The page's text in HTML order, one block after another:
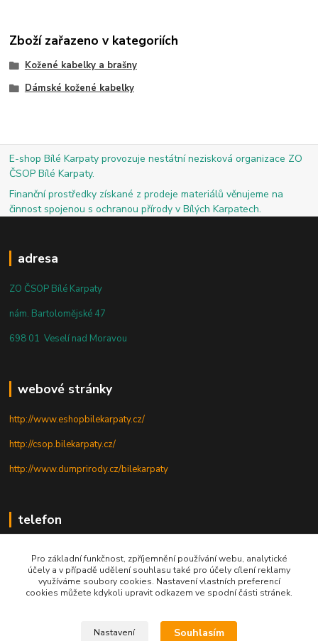
Zboží zařazeno v kategoriích
Kožené kabelky a brašny
Dámské kožené kabelky
E-shop Bílé Karpaty provozuje nestátní nezisková organizace ZO
ČSOP Bílé Karpaty.
Finanční prostředky získané z prodeje materiálů věnujeme na
činnost spojenou s ochranou přírody v Bílých Karpatech.
adresa
ZO ČSOP Bílé Karpaty
nám. Bartolomějské 47
698 01 Veselí nad Moravou
webové stránky
http://www.eshopbilekarpaty.cz/
http://csop.bilekarpaty.cz/
http://www.dumprirody.cz/bilekarpaty
telefon
+420 727 880 789
PO - PÁ: 9 - 17
Pro základní funkčnost, zpříjemnění používání webu, analytické
účely a v případě udělení souhlasu také pro účely cílení reklamy
využíváme soubory cookies. Nastavení vlastních preferencí
cookies můžete kdykoli upravit odkazem ve spodní části stránek.
Nastavení Souhlasím